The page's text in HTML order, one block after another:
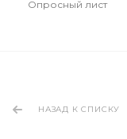
Опросный лист
НАЗАД К СПИСКУ